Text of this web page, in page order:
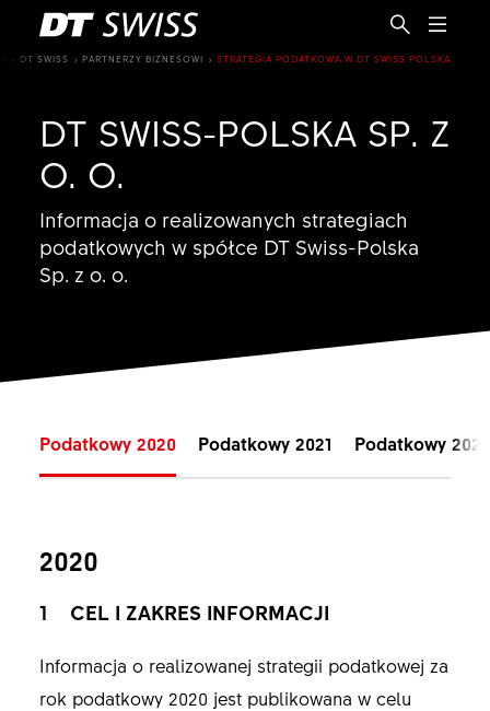
PL
DT SWISS PARTNERZY BIZNESOWI STRATEGIA PODATKOWA W DT SWISS POLSKA
DT SWISS-POLSKA SP. Z
O. O.
Informacja o realizowanych strategiach
podatkowych w spółce DT Swiss-Polska
Sp. z o. o.
Podatkowy 2020 Podatkowy 2021 Podatkowy
2020
1 CEL I ZAKRES INFORMACJI
Informacja o realizowanej strategii podatkowej za
rok podatkowy 2020 jest publikowana w celu